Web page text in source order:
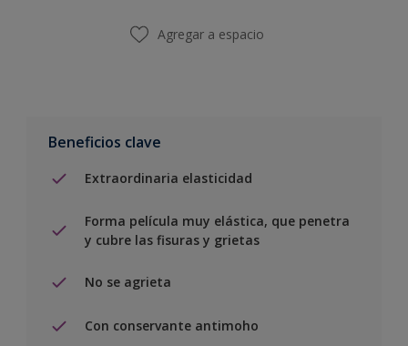
Agregar a espacio
Beneficios clave
Extraordinaria elasticidad
Forma película muy elástica, que penetra
y cubre las fisuras y grietas
No se agrieta
Con conservante antimoho